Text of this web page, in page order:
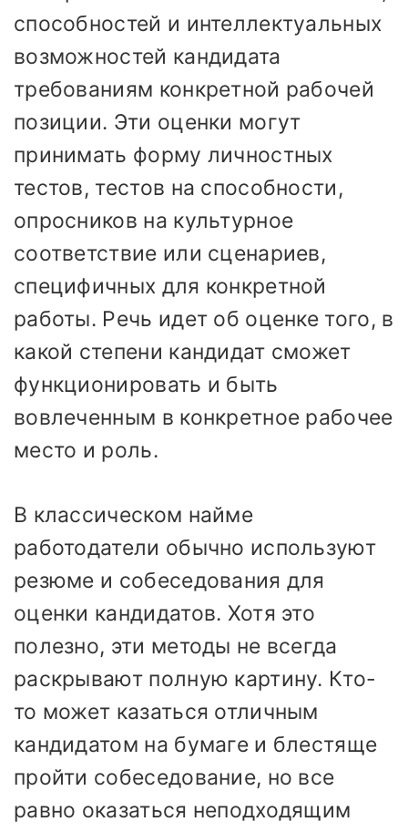
способностей и интеллектуальных
возможностей кандидата
требованиям конкретной рабочей
позиции. Эти оценки могут
принимать форму личностных
тестов, тестов на способности,
опросников на культурное
соответствие или сценариев,
специфичных для конкретной
работы. Речь идет об оценке того, в
какой степени кандидат сможет
функционировать и быть
вовлеченным в конкретное рабочее
место и роль.
В классическом найме
работодатели обычно используют
резюме и собеседования для
оценки кандидатов. Хотя это
полезно, эти методы не всегда
раскрывают полную картину. Кто-
то может казаться отличным
кандидатом на бумаге и блестяще
пройти собеседование, но все
равно оказаться неподходящим